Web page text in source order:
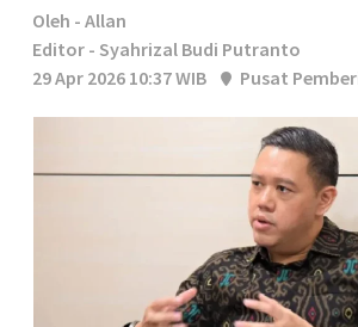
Oleh - Allan
Editor - Syahrizal Budi Putranto
29 Apr 2026 10:37 WIB
Pusat